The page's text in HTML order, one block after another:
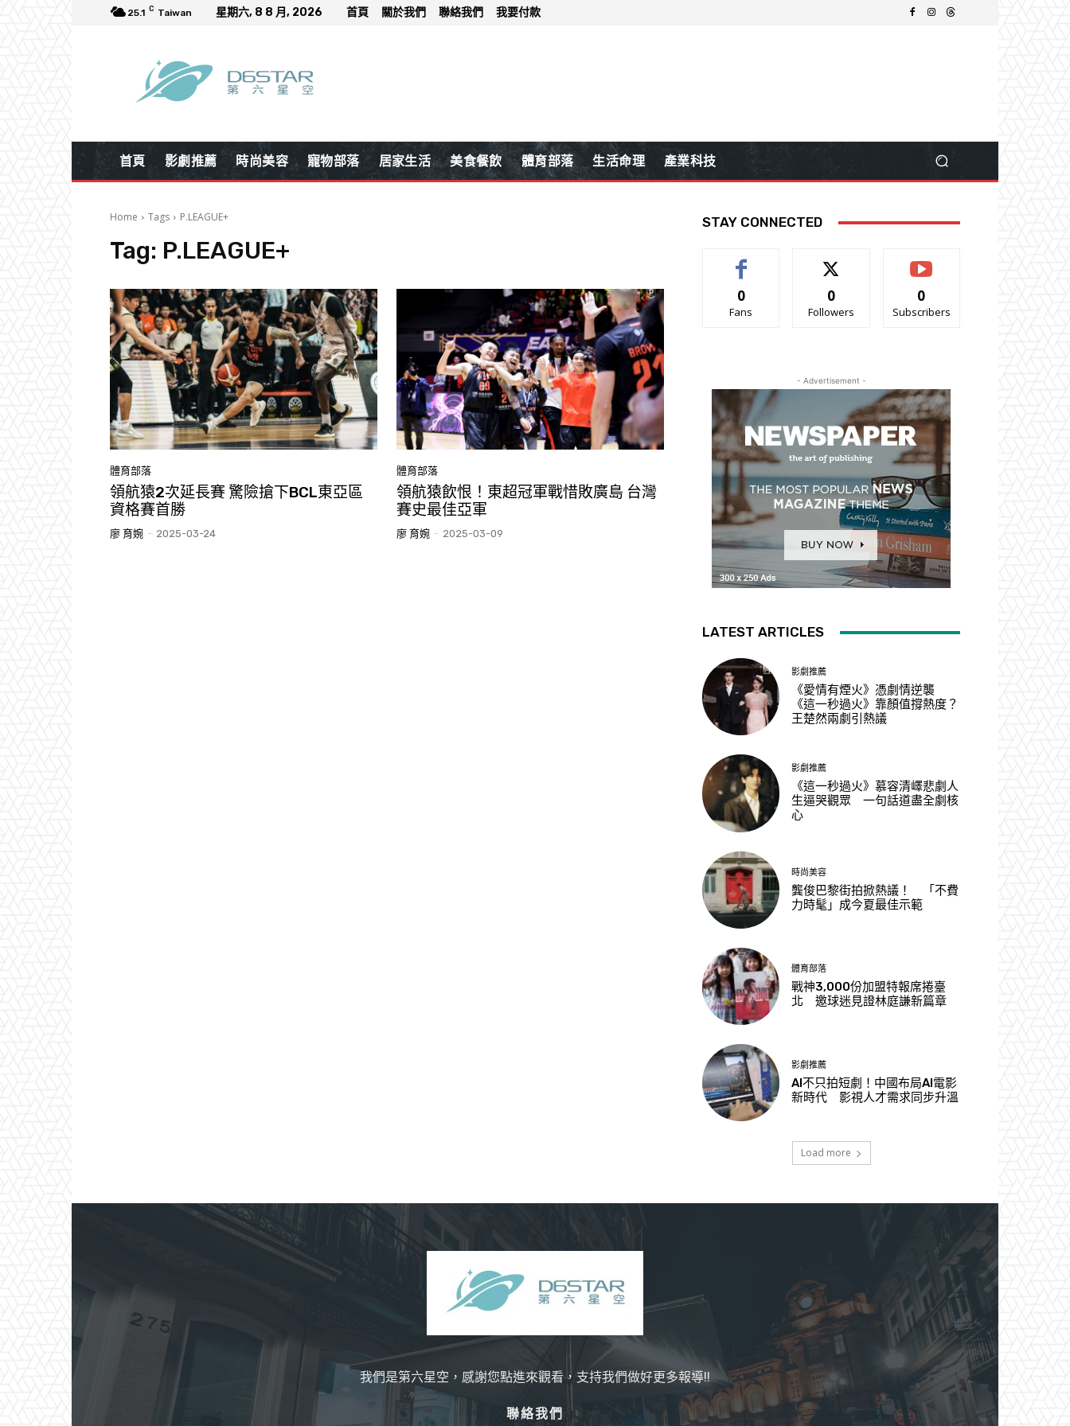
25.1 C Taiwan 星期六, 8 8 月, 2026 首頁 關於我們 聯絡我們 我要付款
首頁 影劇推薦 時尚美容 寵物部落 居家生活 美食餐飲 體育部落 生活命理 產業科技
Home Tags P.LEAGUE+
Tag: P.LEAGUE+
體育部落
領航猿2次延長賽 驚險搶下BCL東亞區
資格賽首勝
廖 育婉 - 2025-03-24
體育部落
領航猿飲恨！東超冠軍戰惜敗廣島 台灣
賽史最佳亞軍
廖 育婉 - 2025-03-09
STAY CONNECTED
0
Fans
0
Followers
0
Subscribers
- Advertisement -
LATEST ARTICLES
影劇推薦
《愛情有煙火》憑劇情逆襲
《這一秒過火》靠顏值撐熱度？
王楚然兩劇引熱議
影劇推薦
《這一秒過火》慕容清嶧悲劇人
生逼哭觀眾 一句話道盡全劇核
心
時尚美容
龔俊巴黎街拍掀熱議！ 「不費
力時髦」成今夏最佳示範
體育部落
戰神3,000份加盟特報席捲臺
北 邀球迷見證林庭謙新篇章
影劇推薦
AI不只拍短劇！中國布局AI電影
新時代 影視人才需求同步升溫
Load more
我們是第六星空，感謝您點進來觀看，支持我們做好更多報導!!
聯絡我們